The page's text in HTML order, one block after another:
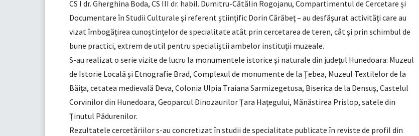
CS I dr. Gherghina Boda, CS III dr. habil. Dumitru-Cătălin Rogojanu, Compartimentul de Cercetare și
Documentare în Studii Culturale şi referent ştiinţific Dorin Cărăbeţ – au desfăşurat activităţi care au
vizat îmbogăţirea cunoştinţelor de specialitate atât prin cercetarea de teren, cât şi prin schimbul de
bune practici, extrem de util pentru specialiştii ambelor instituţii muzeale.
S-au realizat o serie vizite de lucru la monumentele istorice și naturale din județul Hunedoara: Muzeul
de Istorie Locală și Etnografie Brad, Complexul de monumente de la Țebea, Muzeul Textilelor de la
Băița, cetatea medievală Deva, Colonia Ulpia Traiana Sarmizegetusa, Biserica de la Densuș, Castelul
Corvinilor din Hunedoara, Geoparcul Dinozaurilor Țara Hațegului, Mănăstirea Prislop, satele din
Ținutul Pădurenilor.
Rezultatele cercetăriilor s-au concretizat în studii de specialitate publicate în reviste de profil din